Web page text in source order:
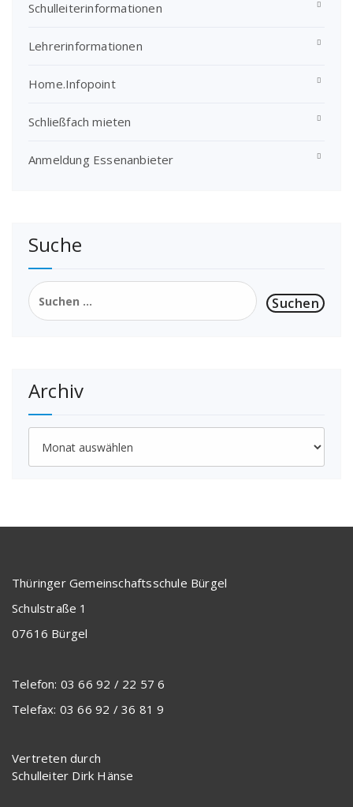
Schulleiterinformationen
Lehrerinformationen
Home.Infopoint
Schließfach mieten
Anmeldung Essenanbieter
Suche
Suchen
nach:
Archiv
Thüringer Gemeinschaftsschule Bürgel
Schulstraße 1
07616 Bürgel
Telefon: 03 66 92 / 22 57 6
Telefax: 03 66 92 / 36 81 9
Vertreten durch
Schulleiter Dirk Hänse